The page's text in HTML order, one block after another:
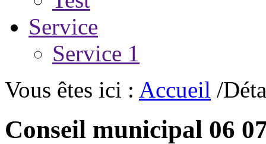
Service
Service 1
Vous êtes ici : Accueil /
Conseil municipal 06